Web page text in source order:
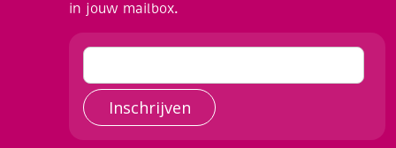
in jouw mailbox.
Inschrijven